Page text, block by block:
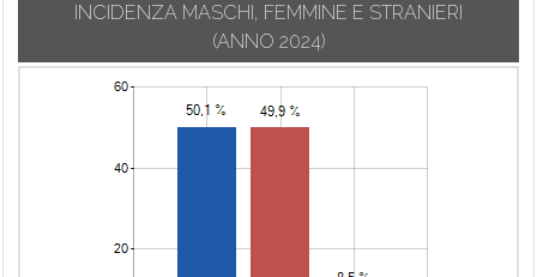
INCIDENZA MASCHI, FEMMINE E STRANIERI
(ANNO 2024)